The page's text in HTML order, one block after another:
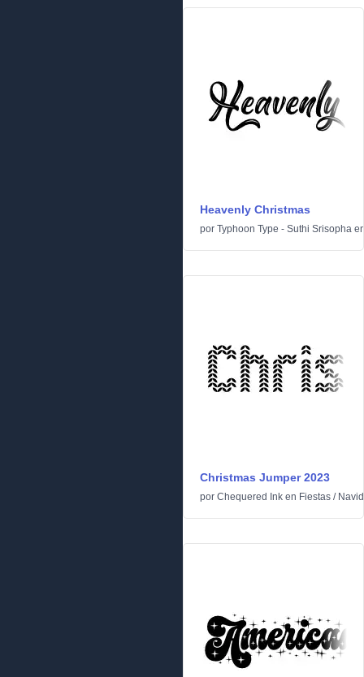
Heavenly Christmas
por Typhoon Type - Suthi Srisopha
Christmas Jumper 2023
por Chequered Ink en Fiestas /